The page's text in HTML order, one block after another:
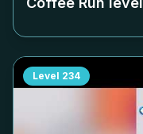
Level 234